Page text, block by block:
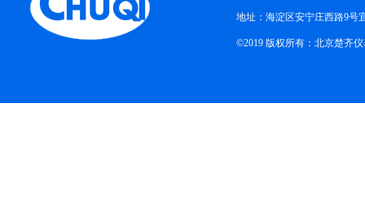
地址：海淀区安宁庄西路9号
©2019 版权所有：北京楚齐